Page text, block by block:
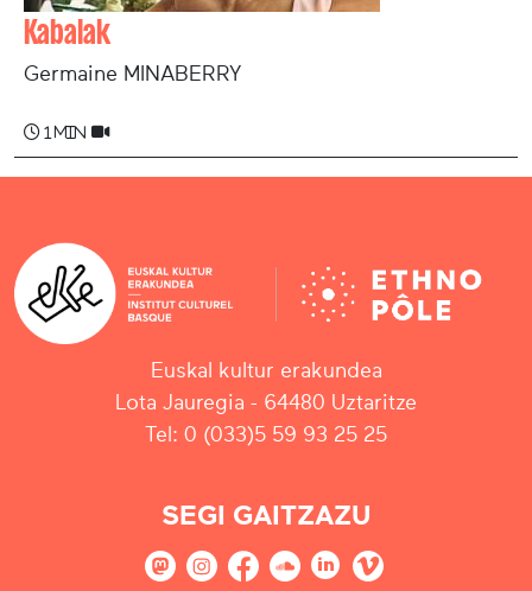
Kabalak
Germaine MINABERRY
1 min
Euskal kultur erakundea
Lota Jauregia - 64480 Uztaritze
Tel: 0 (033)5 59 93 25 25
SEGI GAITZAZU